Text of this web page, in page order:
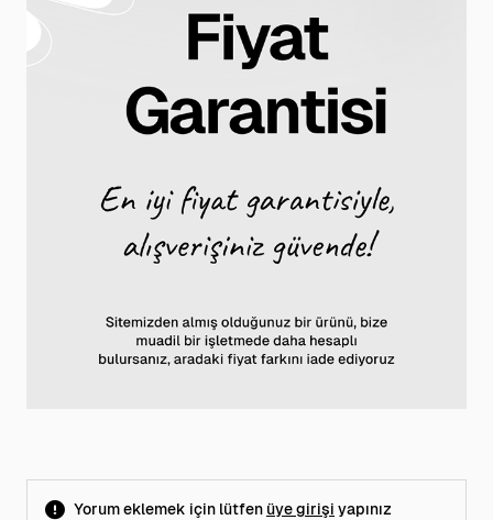
Yorum eklemek için lütfen üye girişi yapınız